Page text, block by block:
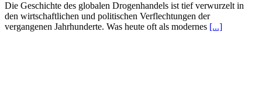
Die Geschichte des globalen Drogenhandels ist tief verwurzelt in
den wirtschaftlichen und politischen Verflechtungen der
vergangenen Jahrhunderte. Was heute oft als modernes [...]